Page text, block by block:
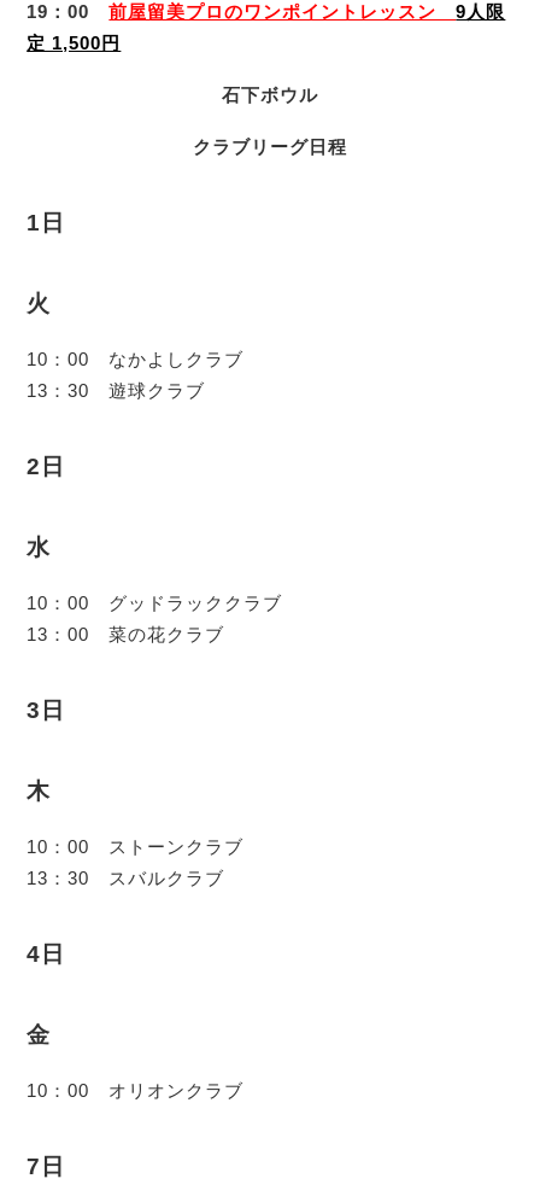
19：00前屋留美プロのワンポイントレッスン9人限
定 1,500円
石下ボウル
クラブリーグ日程
1日
火
10：00 なかよしクラブ
13：30 遊球クラブ
2日
水
10：00 グッドラッククラブ
13：00 菜の花クラブ
3日
木
10：00 ストーンクラブ
13：30 スバルクラブ
4日
金
10：00 オリオンクラブ
7日